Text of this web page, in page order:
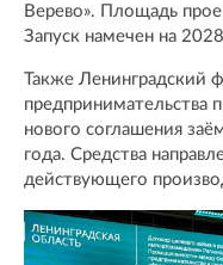
Верево». Площадь
Запуск намечен на
Также Ленинградский
предпринимательства
нового соглашения
года. Средства
действующего